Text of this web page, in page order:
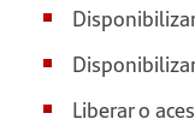
Liberar o